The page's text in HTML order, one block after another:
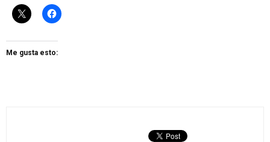
Me gusta esto: